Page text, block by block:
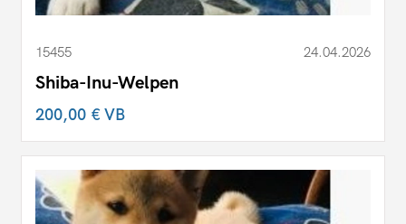
15455 24.04.2026
Shiba-Inu-Welpen
200,00 €VB